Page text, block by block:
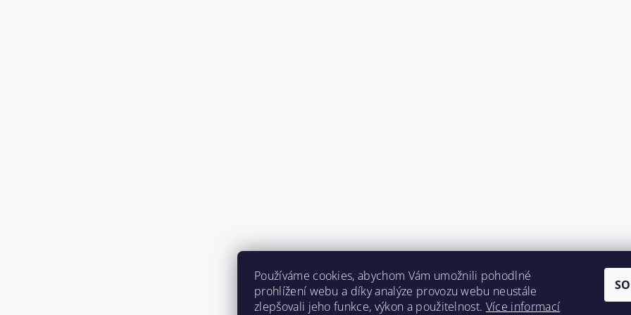
Používáme cookies, abychom Vám umožnili pohodlné
prohlížení webu a díky analýze provozu webu neustále
zlepšovali jeho funkce, výkon a použitelnost. Více informací